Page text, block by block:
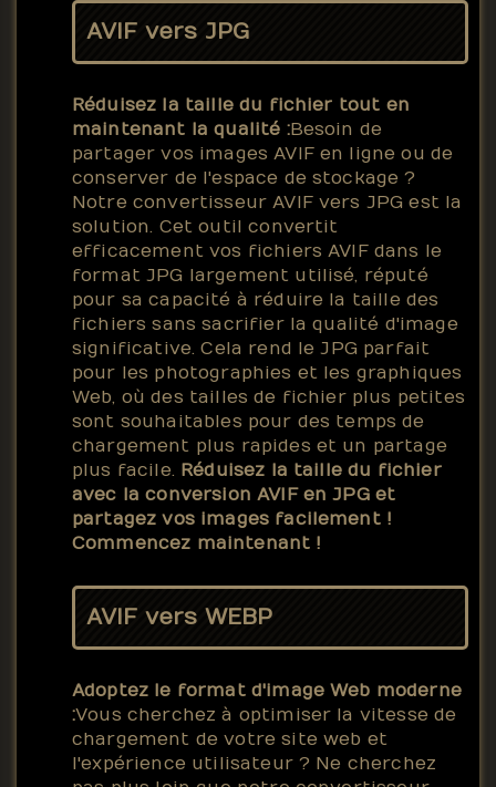
AVIF vers JPG
Réduisez la taille du fichier tout en
maintenant la qualité :Besoin de
partager vos images AVIF en ligne ou de
conserver de l'espace de stockage ?
Notre convertisseur AVIF vers JPG est la
solution. Cet outil convertit
efficacement vos fichiers AVIF dans le
format JPG largement utilisé, réputé
pour sa capacité à réduire la taille des
fichiers sans sacrifier la qualité d'image
significative. Cela rend le JPG parfait
pour les photographies et les graphiques
Web, où des tailles de fichier plus petites
sont souhaitables pour des temps de
chargement plus rapides et un partage
plus facile. Réduisez la taille du fichier
avec la conversion AVIF en JPG et
partagez vos images facilement !
Commencez maintenant !
AVIF vers WEBP
Adoptez le format d'image Web moderne
:Vous cherchez à optimiser la vitesse de
chargement de votre site web et
l'expérience utilisateur ? Ne cherchez